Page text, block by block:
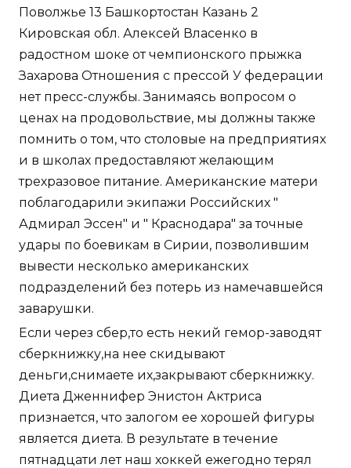
Поволжье 13 Башкортостан Казань 2
Кировская обл. Алексей Власенко в
радостном шоке от чемпионского прыжка
Захарова Отношения с прессой У федерации
нет пресс-службы. Занимаясь вопросом о
ценах на продовольствие, мы должны также
помнить о том, что столовые на предприятиях
и в школах предоставляют желающим
трехразовое питание. Американские матери
поблагодарили экипажи Российских "
Адмирал Эссен" и " Краснодара" за точные
удары по боевикам в Сирии, позволившим
вывести несколько американских
подразделений без потерь из намечавшейся
заварушки.
Если через сбер,то есть некий гемор-заводят
сберкнижку,на нее скидывают
деньги,снимаете их,закрывают сберкнижку.
Диета Дженнифер Энистон Актриса
признается, что залогом ее хорошей фигуры
является диета. В результате в течение
пятнадцати лет наш хоккей ежегодно терял